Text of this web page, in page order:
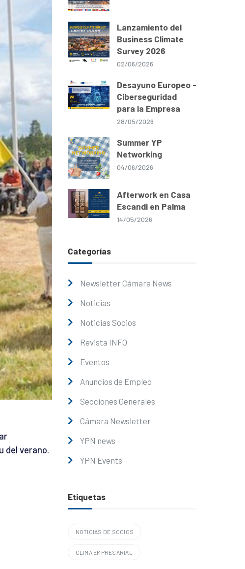
del verano.
Lanzamiento del
Business Climate
Survey 2026
02/06/2026
Desayuno Europeo -
Ciberseguridad
para la Empresa
28/05/2026
Summer YP
Networking
04/06/2026
Afterwork en Casa
Escandi en Palma
14/05/2026
Categorías
Newsletter Cámara News
Noticias
Noticias Socios
Revista INFO
Eventos
Anuncios de Empleo
Secciones Generales
Cámara Newsletter
YPN news
YPN Events
Etiquetas
NOTICIAS DE SOCIOS
CLIMA EMPRESARIAL